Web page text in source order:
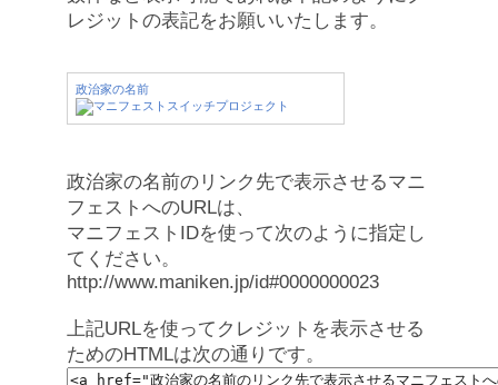
レジットの表記をお願いいたします。
政治家の名前
政治家の名前のリンク先で表示させるマニ
フェストへのURLは、
マニフェストIDを使って次のように指定し
てください。
http://www.maniken.jp/id#0000000023
上記URLを使ってクレジットを表示させる
ためのHTMLは次の通りです。